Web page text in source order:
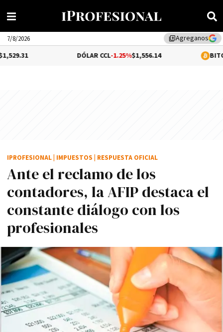
library_addAgreganos
7/8/2026
-1.25%$1,556.14 BITCOIN1.07%
Ante el reclamo de los
contadores, la AFIP destaca el
constante diálogo con los
profesionales
IPROFESIONAL IMPUESTOS RESPUESTA OFICIAL